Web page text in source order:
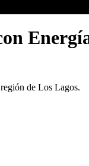
de Los Lagos.